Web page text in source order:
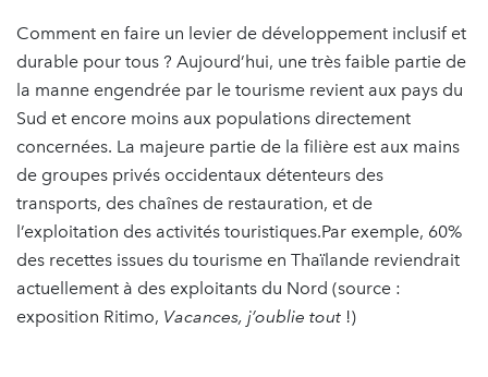
Comment en faire un levier de développement inclusif et
durable pour tous ? Aujourd’hui, une très faible partie de
la manne engendrée par le tourisme revient aux pays du
Sud et encore moins aux populations directement
concernées. La majeure partie de la filière est aux mains
de groupes privés occidentaux détenteurs des
transports, des chaînes de restauration, et de
l’exploitation des activités touristiques.Par exemple, 60%
des recettes issues du tourisme en Thaïlande reviendrait
actuellement à des exploitants du Nord (source :
exposition Ritimo, Vacances, j’oublie tout !)